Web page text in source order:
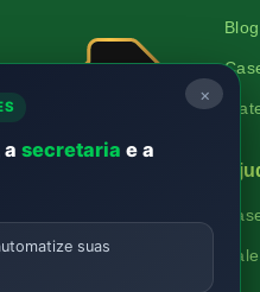
Verificada
Blog
×
a secretaria e a
suas